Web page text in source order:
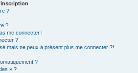
?
?
me connecter !
?
mais ne peux à présent plus me connecter ?!
?
» ?